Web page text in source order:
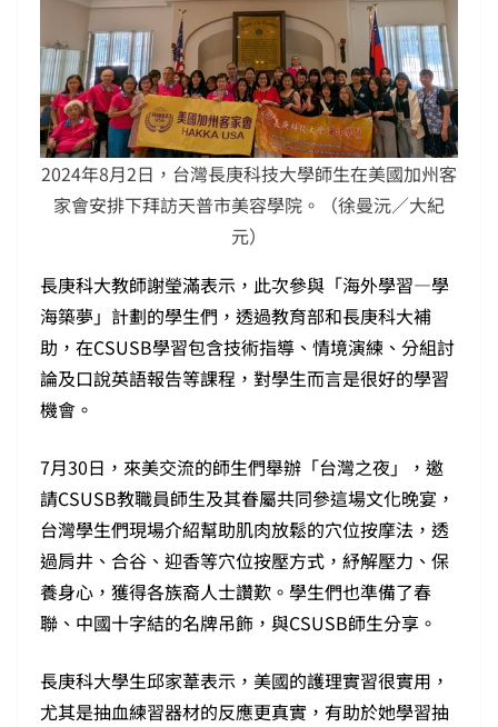
2024年8月2日，台灣長庚科技大學師生在美國加州客
家會安排下拜訪天普市美容學院。（徐曼沅／大紀
元）
長庚科大教師謝瑩滿表示，此次參與「海外學習—學
海築夢」計劃的學生們，透過教育部和長庚科大補
助，在CSUSB學習包含技術指導、情境演練、分組討
論及口說英語報告等課程，對學生而言是很好的學習
機會。
7月30日，來美交流的師生們舉辦「台灣之夜」，邀
請CSUSB教職員師生及其眷屬共同參這場文化晚宴，
台灣學生們現場介紹幫助肌肉放鬆的穴位按摩法，透
過肩井、合谷、迎香等穴位按壓方式，紓解壓力、保
養身心，獲得各族裔人士讚歎。學生們也準備了春
聯、中國十字結的名牌吊飾，與CSUSB師生分享。
長庚科大學生邱家葦表示，美國的護理實習很實用，
尤其是抽血練習器材的反應更真實，有助於她學習抽